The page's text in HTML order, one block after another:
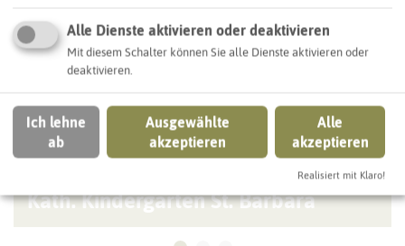
Kath. Kindergarten St. Barbara
Alle Dienste aktivieren oder deaktivieren
Mit diesem Schalter können Sie alle Dienste aktivieren oder
deaktivieren.
Ich lehne
ab
Ausgewählte
akzeptieren
Alle
akzeptieren
Realisiert mit Klaro!